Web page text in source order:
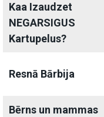
Kaa Izaudzet
NEGARSIGUS
Kartupelus?
Resnā Bārbija
Bērns un mammas